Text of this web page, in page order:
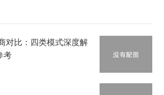
对比：四类模式深度解
考